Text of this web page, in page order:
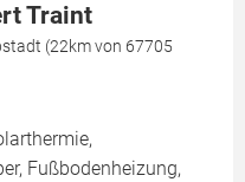
Traint
(22km von 67705
Fußbodenheizung,